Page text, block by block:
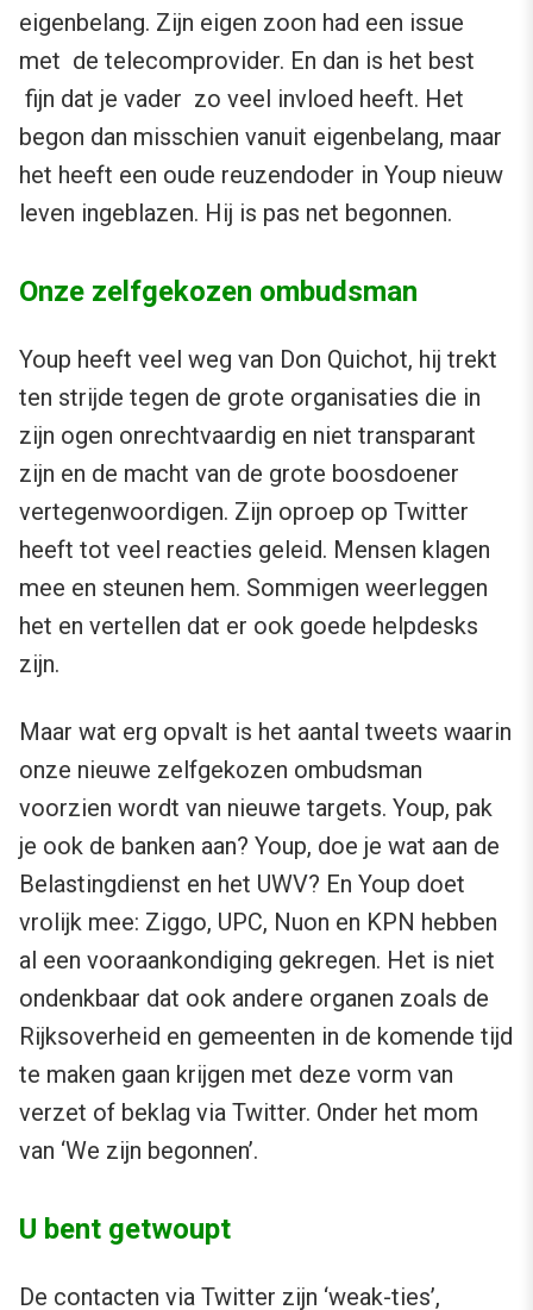
eigenbelang. Zijn eigen zoon had een issue
met de telecomprovider. En dan is het best
fijn dat je vader zo veel invloed heeft. Het
begon dan misschien vanuit eigenbelang, maar
het heeft een oude reuzendoder in Youp nieuw
leven ingeblazen. Hij is pas net begonnen.
Onze zelfgekozen ombudsman
Youp heeft veel weg van Don Quichot, hij trekt
ten strijde tegen de grote organisaties die in
zijn ogen onrechtvaardig en niet transparant
zijn en de macht van de grote boosdoener
vertegenwoordigen. Zijn oproep op Twitter
heeft tot veel reacties geleid. Mensen klagen
mee en steunen hem. Sommigen weerleggen
het en vertellen dat er ook goede helpdesks
zijn.
Maar wat erg opvalt is het aantal tweets waarin
onze nieuwe zelfgekozen ombudsman
voorzien wordt van nieuwe targets. Youp, pak
je ook de banken aan? Youp, doe je wat aan de
Belastingdienst en het UWV? En Youp doet
vrolijk mee: Ziggo, UPC, Nuon en KPN hebben
al een vooraankondiging gekregen. Het is niet
ondenkbaar dat ook andere organen zoals de
Rijksoverheid en gemeenten in de komende tijd
te maken gaan krijgen met deze vorm van
verzet of beklag via Twitter. Onder het mom
van ‘We zijn begonnen’.
U bent getwoupt
De contacten via Twitter zijn ‘weak-ties’,